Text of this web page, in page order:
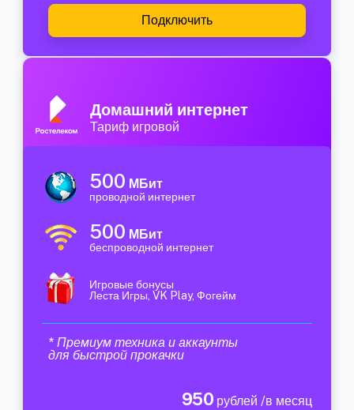
Подключить
Домашний интернет
Тариф игровой
500 МБит
проводной интернет
500 МБит
беспроводной интернет
Игровые бонусы
Леста Игры, VK Play, Фогейм
* Премиум техника и аккаунты
для быстрой прокачки
950 рублей /в месяц